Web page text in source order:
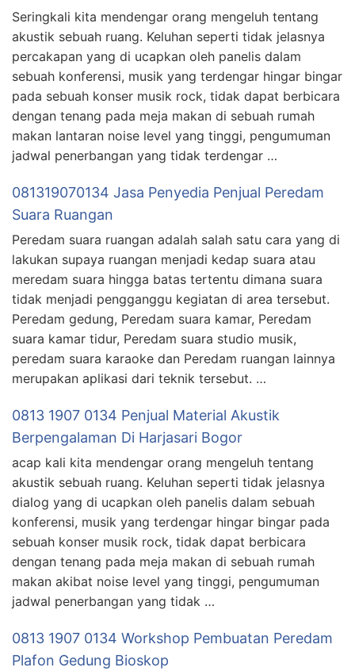
Seringkali kita mendengar orang mengeluh tentang
akustik sebuah ruang. Keluhan seperti tidak jelasnya
percakapan yang di ucapkan oleh panelis dalam
sebuah konferensi, musik yang terdengar hingar bingar
pada sebuah konser musik rock, tidak dapat berbicara
dengan tenang pada meja makan di sebuah rumah
makan lantaran noise level yang tinggi, pengumuman
jadwal penerbangan yang tidak terdengar …
081319070134 Jasa Penyedia Penjual Peredam
Suara Ruangan
Peredam suara ruangan adalah salah satu cara yang di
lakukan supaya ruangan menjadi kedap suara atau
meredam suara hingga batas tertentu dimana suara
tidak menjadi pengganggu kegiatan di area tersebut.
Peredam gedung, Peredam suara kamar, Peredam
suara kamar tidur, Peredam suara studio musik,
peredam suara karaoke dan Peredam ruangan lainnya
merupakan aplikasi dari teknik tersebut. …
0813 1907 0134 Penjual Material Akustik
Berpengalaman Di Harjasari Bogor
acap kali kita mendengar orang mengeluh tentang
akustik sebuah ruang. Keluhan seperti tidak jelasnya
dialog yang di ucapkan oleh panelis dalam sebuah
konferensi, musik yang terdengar hingar bingar pada
sebuah konser musik rock, tidak dapat berbicara
dengan tenang pada meja makan di sebuah rumah
makan akibat noise level yang tinggi, pengumuman
jadwal penerbangan yang tidak …
0813 1907 0134 Workshop Pembuatan Peredam
Plafon Gedung Bioskop